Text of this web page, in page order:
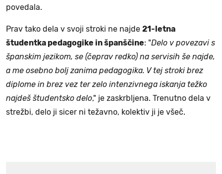
povedala.
Prav tako dela v svoji stroki ne najde 21-letna
študentka pedagogike in španščine: "Delo v povezavi s
španskim jezikom, se (čeprav redko) na servisih še najde,
a me osebno bolj zanima pedagogika. V tej stroki brez
diplome in brez vez ter zelo intenzivnega iskanja težko
najdeš študentsko delo," je zaskrbljena. Trenutno dela v
strežbi, delo ji sicer ni težavno, kolektiv ji je všeč.